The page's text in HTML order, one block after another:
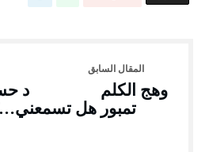
وهج الكلم د
تمبور هل